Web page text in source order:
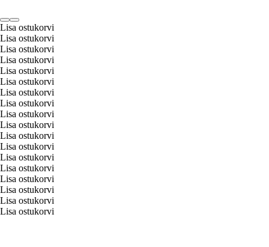
Lisa ostukorvi
Lisa ostukorvi
Lisa ostukorvi
Lisa ostukorvi
Lisa ostukorvi
Lisa ostukorvi
Lisa ostukorvi
Lisa ostukorvi
Lisa ostukorvi
Lisa ostukorvi
Lisa ostukorvi
Lisa ostukorvi
Lisa ostukorvi
Lisa ostukorvi
Lisa ostukorvi
Lisa ostukorvi
Lisa ostukorvi
Lisa ostukorvi